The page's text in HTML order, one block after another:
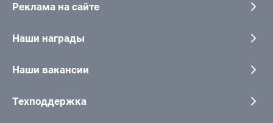
Реклама на сайте
Наши награды
Наши вакансии
Техподдержка